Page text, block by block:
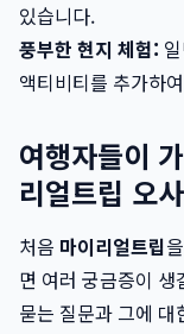
있습니다.
풍부한 현지 체험:
액티비티를 추가하
여행자들이
리얼트립 오
처음 마이리얼트립
면 여러 궁금증이
묻는 질문과 그에 대